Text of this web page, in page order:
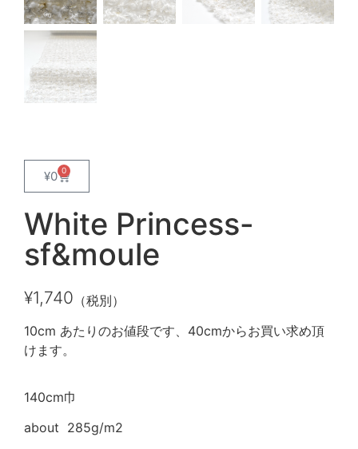
¥0 0
White Princess-
sf&moule
¥1,740 （税別）
10cm あたりのお値段です、40cmからお買い求め頂
けます。
140cm巾
about 285g/m2